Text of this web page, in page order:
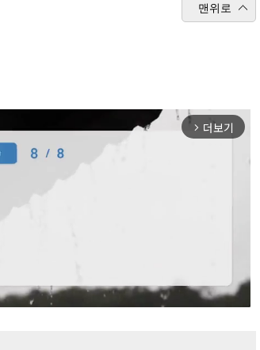
맨위로
arrow_forward_ios 더보기